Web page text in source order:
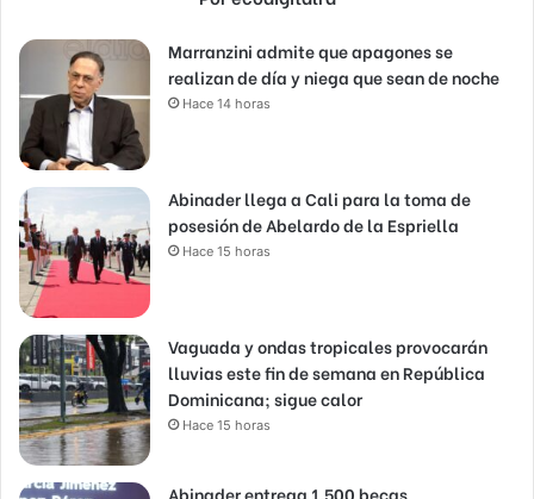
Marranzini admite que apagones se
realizan de día y niega que sean de noche
Hace 14 horas
Abinader llega a Cali para la toma de
posesión de Abelardo de la Espriella
Hace 15 horas
Vaguada y ondas tropicales provocarán
lluvias este fin de semana en República
Dominicana; sigue calor
Hace 15 horas
Abinader entrega 1,500 becas